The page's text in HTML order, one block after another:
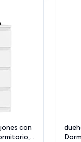
con